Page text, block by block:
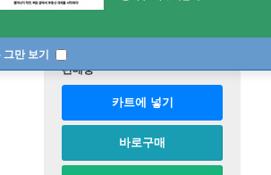
그만 보기
판매중
카트에 넣기
바로구매